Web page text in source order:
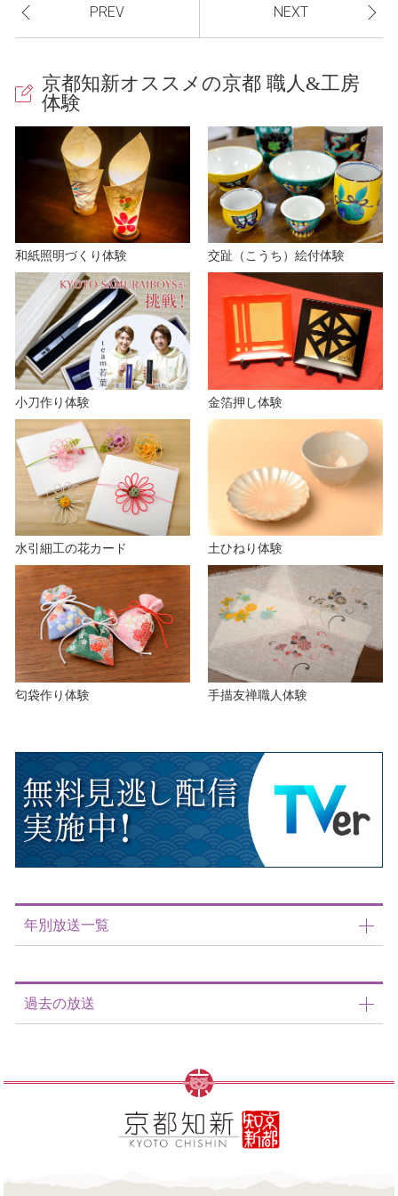
y
V
i
d
e
PREV NEXT
京都知新オススメの京都 職人&工房
体験
和紙照明づくり体験 交趾（こうち）絵付体験
小刀作り体験 金箔押し体験
水引細工の花カード 土ひねり体験
匂袋作り体験 手描友禅職人体験
年別放送一覧
過去の放送